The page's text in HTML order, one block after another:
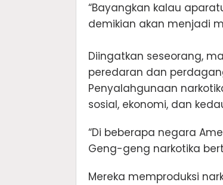
“Bayangkan kalau
demikian akan menjadi
Diingatkan seseorang,
peredaran dan
Penyalahgunaan
sosial, ekonomi, dan
“Di beberapa negara
Geng-geng narkotika
Mereka memproduksi